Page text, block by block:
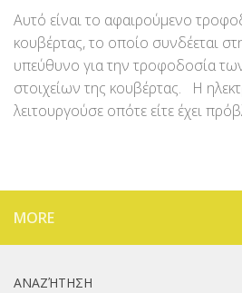
Αυτό είναι το αφαιρούμενο
κουβέρτας, το οποίο συνδέεται
υπεύθυνο για την τροφοδοσία
στοιχείων της κουβέρτας. Η
λειτουργούσε οπότε είτε έχει
MORE
ΑΝΑΖΉΤΗΣΗ